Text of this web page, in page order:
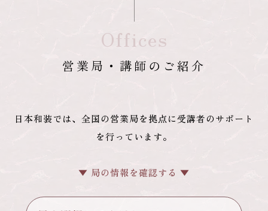
Offices
営業局・講師のご紹介
日本和装では、全国の営業局を拠点に受講者のサポート
を行っています。
▼ 局の情報を確認する ▼